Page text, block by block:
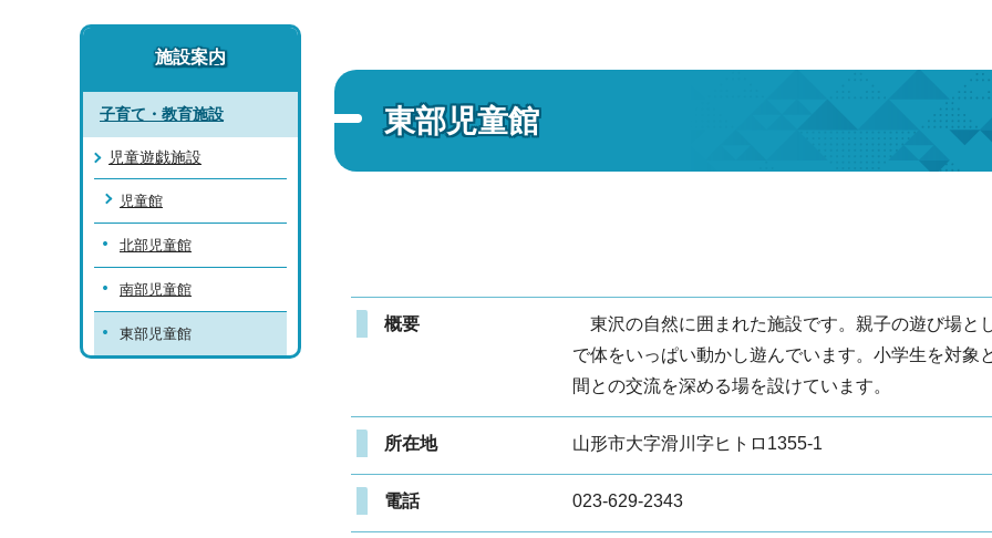
東部児童館
概要
東沢の自然に囲まれた施設です。親子の遊び場と
で体をいっぱい動かし遊んでいます。小学生を対
間との交流を深める場を設けています。
所在地 山形市大字滑川字ヒトロ1355-1
電話 023-629-2343
施設案内
子育て・教育施設
児童遊戯施設
児童館
北部児童館
南部児童館
東部児童館